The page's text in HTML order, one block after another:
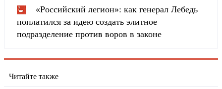
«Российский легион»: как генерал Лебедь
поплатился за идею создать элитное
подразделение против воров в законе
Читайте также